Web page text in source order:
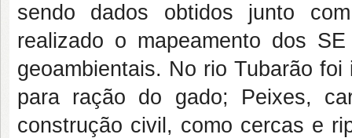
sendo dados obtidos junto
realizado o mapeamento dos
geoambientais. No rio Tubarão
para ração do gado; Peixes,
construção civil, como cercas e